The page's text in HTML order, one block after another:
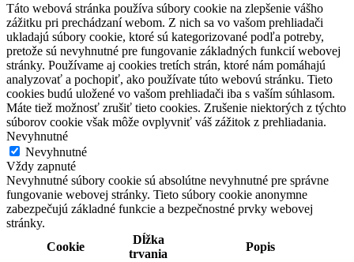
Táto webová stránka používa súbory cookie na zlepšenie vášho
zážitku pri prechádzaní webom. Z nich sa vo vašom prehliadači
ukladajú súbory cookie, ktoré sú kategorizované podľa potreby,
pretože sú nevyhnutné pre fungovanie základných funkcií webovej
stránky. Používame aj cookies tretích strán, ktoré nám pomáhajú
analyzovať a pochopiť, ako používate túto webovú stránku. Tieto
cookies budú uložené vo vašom prehliadači iba s vaším súhlasom.
Máte tiež možnosť zrušiť tieto cookies. Zrušenie niektorých z týchto
súborov cookie však môže ovplyvniť váš zážitok z prehliadania.
Nevyhnutné
Nevyhnutné
Vždy zapnuté
Nevyhnutné súbory cookie sú absolútne nevyhnutné pre správne
fungovanie webovej stránky. Tieto súbory cookie anonymne
zabezpečujú základné funkcie a bezpečnostné prvky webovej
stránky.
Cookie
Dĺžka
trvania
Popis